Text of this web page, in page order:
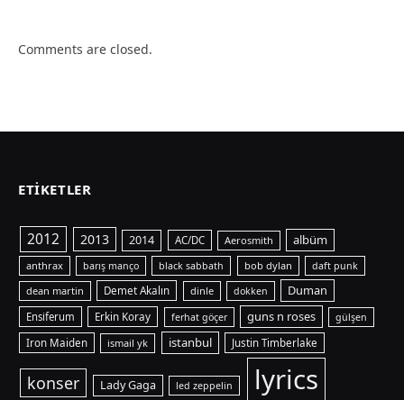
Comments are closed.
ETIKETLER
2012 2013 2014 AC/DC Aerosmith albüm
anthrax barış manço black sabbath bob dylan daft punk
dean martin Demet Akalın dinle dokken Duman
Ensiferum Erkin Koray ferhat göçer guns n roses gülşen
Iron Maiden ismail yk istanbul Justin Timberlake
konser Lady Gaga led zeppelin lyrics